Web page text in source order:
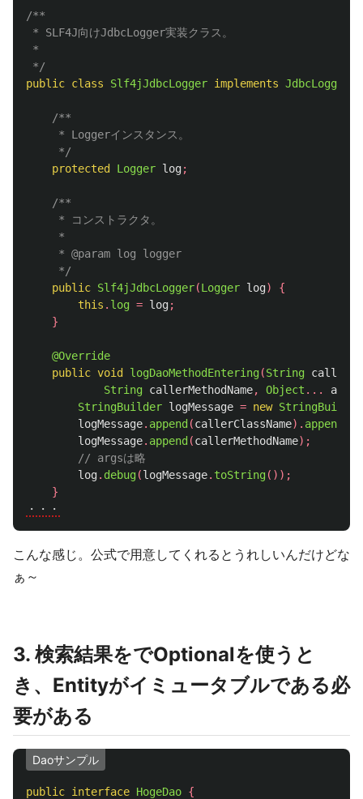
/**
* SLF4J向けJdbcLogger実装クラス。
*
*/
public class Slf4jJdbcLogger implements JdbcLogger
/**
     * Loggerインスタンス。
     */
protected
Logger log;
/**
     * コンストラクタ。
     *
     * @param log logger
     */
public Slf4jJdbcLogger(Logger log)
{
this . log = log;
}
@Override
public void logDaoMethodEntering(String
String callerMethodName, Object ... args
StringBuilder logMessage = new StringBuilder
logMessage. append (callerClassName). append
logMessage. append (callerMethodName);
// argsは略
log. debug(logMessage. toString());
}
・・・
こんな感じ。公式で用意してくれるとうれしいんだけどな
ぁ～
3. 検索結果をでOptionalを使うと
き、Entityがイミュータブルである必
要がある
Daoサンプル
public interface HogeDao {